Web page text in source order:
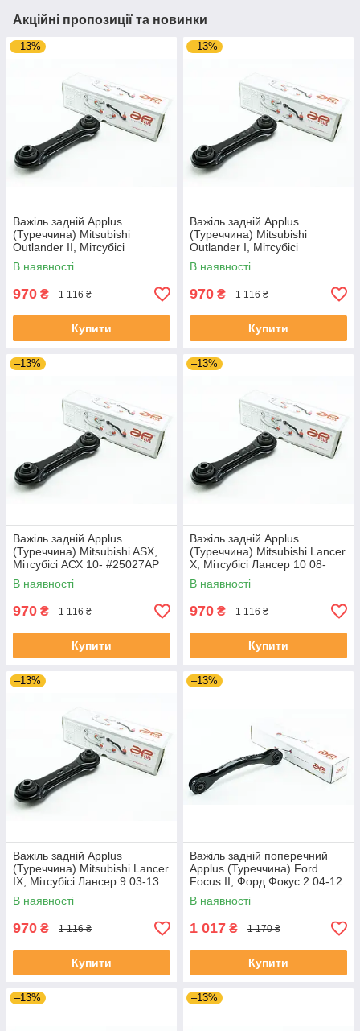
Акційні пропозиції та новинки
–13%
Важіль задній Applus
(Туреччина) Mitsubishi
Outlander II, Мітсубісі
Аутландер 2 06-12 #25027AP
UACOTZZ4
В наявності
970 ₴ 1 116 ₴
Купити
–13%
Важіль задній Applus
(Туреччина) Mitsubishi
Outlander I, Мітсубісі
Аутландер 1 01-07 #25027AP
UAGNNPM4
В наявності
970 ₴ 1 116 ₴
Купити
–13%
Важіль задній Applus
(Туреччина) Mitsubishi ASX,
Мітсубісі АСХ 10- #25027AP
UALEXAR4
В наявності
970 ₴ 1 116 ₴
Купити
–13%
Важіль задній Applus
(Туреччина) Mitsubishi Lancer
X, Мітсубісі Лансер 10 08-
#25027AP UAWROIX4
В наявності
970 ₴ 1 116 ₴
Купити
–13%
Важіль задній Applus
(Туреччина) Mitsubishi Lancer
IX, Мітсубісі Лансер 9 03-13
#25027AP UAYTLLT4
В наявності
970 ₴ 1 116 ₴
Купити
–13%
Важіль задній поперечний
Applus (Туреччина) Ford
Focus II, Форд Фокус 2 04-12
#26558AP UAITUIA4
В наявності
1 017 ₴ 1 170 ₴
Купити
–13% –13%